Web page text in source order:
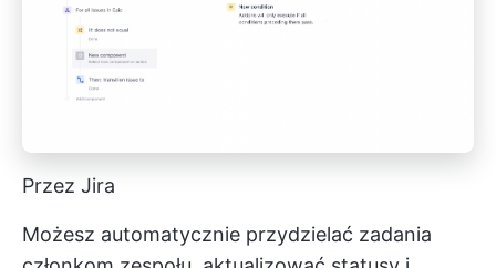
Przez Jira
Możesz automatycznie przydzielać zadania